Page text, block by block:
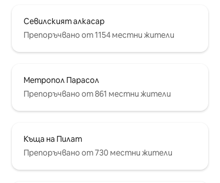
декември, особено тези, свързани с
правилата за съвместно
съществуване, от тях може да се
рамките на 24 часа (със загуба на
замяна).
Севилският алкасар
Препоръчвано от 1154 местни жители
Метропол Парасол
Препоръчвано от 861 местни жители
Къща на Пилат
Препоръчвано от 730 местни жители